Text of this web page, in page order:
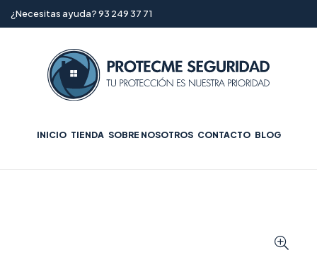
¿Necesitas ayuda? 93 249 37 71
INICIO TIENDA SOBRE NOSOTROS CONTACTO BLOG